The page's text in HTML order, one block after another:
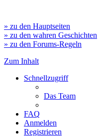
» zu den Hauptseiten
» zu den wahren Geschichten
» zu den Forums-Regeln
Zum Inhalt
Schnellzugriff
Das Team
FAQ
Anmelden
Registrieren